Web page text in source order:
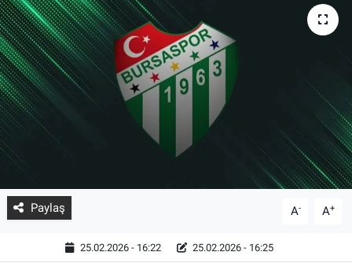
Paylaş A- A+
25.02.2026 - 16:22 25.02.2026 - 16:25